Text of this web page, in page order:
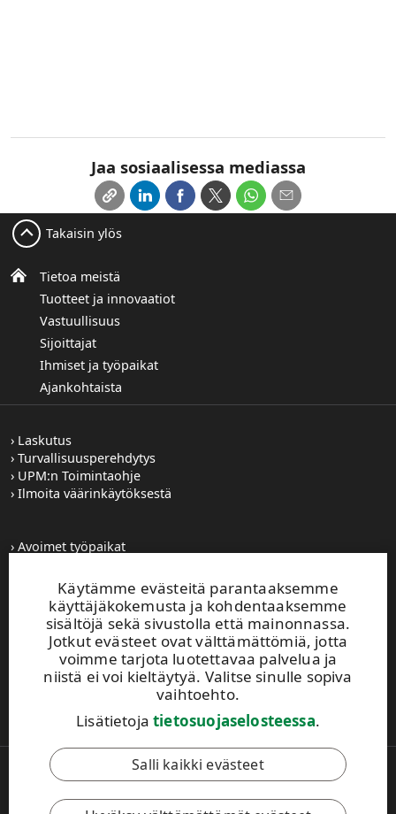
Jaa sosiaalisessa mediassa
Käytämme evästeitä parantaaksemme
käyttäjäkokemusta ja kohdentaaksemme
sisältöjä sekä sivustolla että mainonnassa.
Jotkut evästeet ovat välttämättömiä, jotta
voimme tarjota luotettavaa palvelua ja
niistä ei voi kieltäytyä. Valitse sinulle sopiva
vaihtoehto.
Lisätietojatietosuojaselosteessa.
Salli kaikki evästeet
Tietoa meistä
Tuotteet ja innovaatiot
Vastuullisuus
Sijoittajat
Ihmiset ja työpaikat
Ajankohtaista
Takaisin ylös
Laskutus
Turvallisuusperehdytys
UPM:n Toimintaohje
Ilmoita väärinkäytöksestä
Avoimet työpaikat
Tilaa tiedotteet
Toiminta-alueemme
UPM Vaihde
0204 15 111
Tämä sivusto on suojattu reCAPTCHA-palvelun
käyttöehdot
Copyright © 2026 UPM. Kaikki oikeudet pidätetään.
Käyttöehdot